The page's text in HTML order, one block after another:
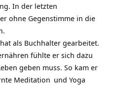
In der letzten
ohne Gegenstimme in die
als Buchhalter gearbeitet.
fühlte er sich dazu
geben muss. So kam er
Meditation und Yoga